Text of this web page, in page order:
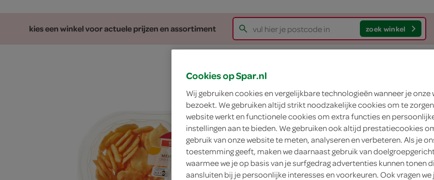
kies een winkel voor actuele prijzen en assortiment zoek winkel
Spar duo
met mexicaantjes
Spar
3.
29
115 Gram
Cookies op Spar.nl
Wij gebruiken cookies en vergelijkbare technologieën wanneer je onze
bezoekt. We gebruiken altijd strikt noodzakelijke cookies om te
website werkt en functionele cookies om extra functies en
instellingen aan te bieden. We gebruiken ook altijd prestatiecookies
gebruik van onze website te meten, analyseren en verbeteren. Als je
toestemming geeft, maken we daarnaast gebruik van
waarmee we je op basis van je surfgedrag advertenties kunnen tonen
aansluiten bij je persoonlijke interesses en voorkeuren. Ook vragen we